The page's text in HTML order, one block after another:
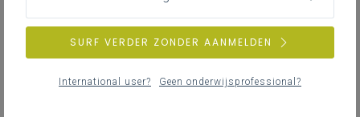
meegesleept wordt. De indiening van deconceptnota
nu sloot aan bij recentevragen om uitlegin de
Onderwijscommissie. Hoe eenvoudig en duidelijk de
zaak ook was, ze zorgde hier toch voor enige
SURF VERDER ZONDER AANMELDEN
International user? Geen onderwijsprofessional?